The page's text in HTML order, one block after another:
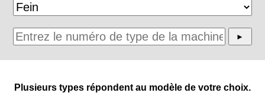
Plusieurs types répondent au modèle de votre choix.